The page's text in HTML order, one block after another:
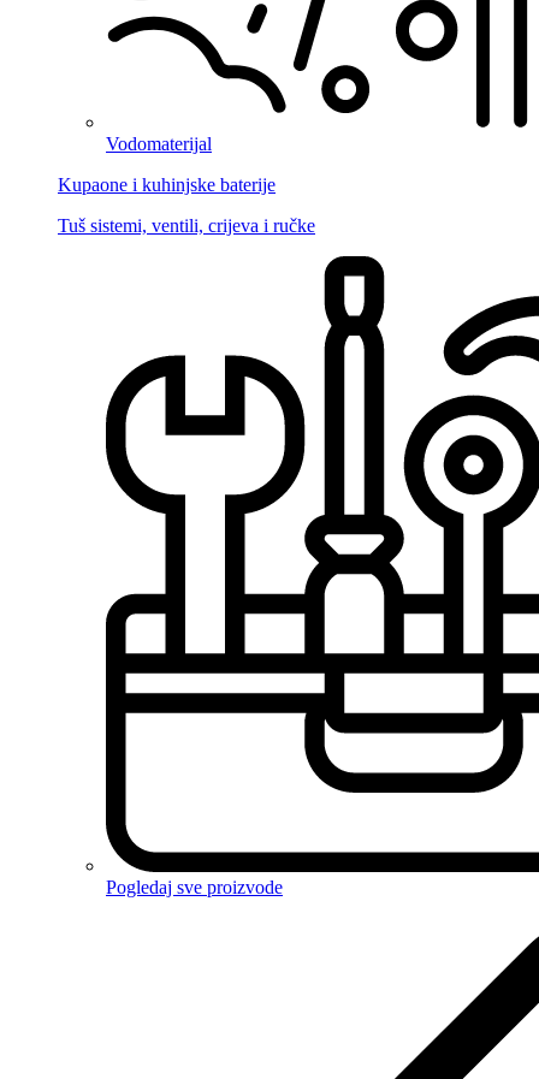
Vodomaterijal
Kupaone i kuhinjske baterije
Tuš sistemi, ventili, crijeva i ručke
Pogledaj sve proizvode